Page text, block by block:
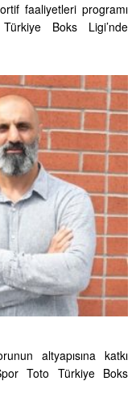
faaliyetleri programı
Boks Ligi’nde
altyapısına katkı
Toto Türkiye Boks